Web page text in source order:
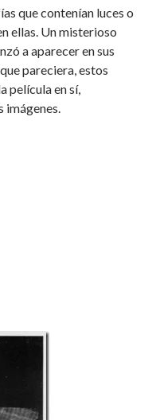
que contenían luces o
ellas. Un misterioso
a aparecer en sus
pareciera, estos
película en sí,
imágenes.